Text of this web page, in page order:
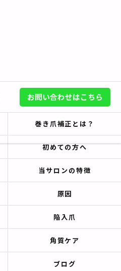
お問い合わせはこちら
巻き爪補正とは？
初めての方へ
当サロンの特徴
原因
陥入爪
角質ケア
ブログ